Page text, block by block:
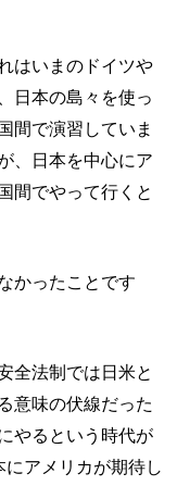
はいまのドイツや
日本の島々を使っ
間で演習していま
、日本を中心にア
間でやって行くと
かったことです
全法制では日米と
意味の伏線だった
やるという時代が
アメリカが期待し